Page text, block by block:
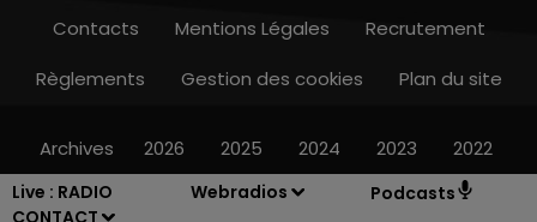
Live : RADIO
CONTACT
Webradios Podcasts
Contacts Mentions Légales
Recrutement
Règlements
Gestion des cookies Plan du site
Archives 2026 2025 2024 2023 2022